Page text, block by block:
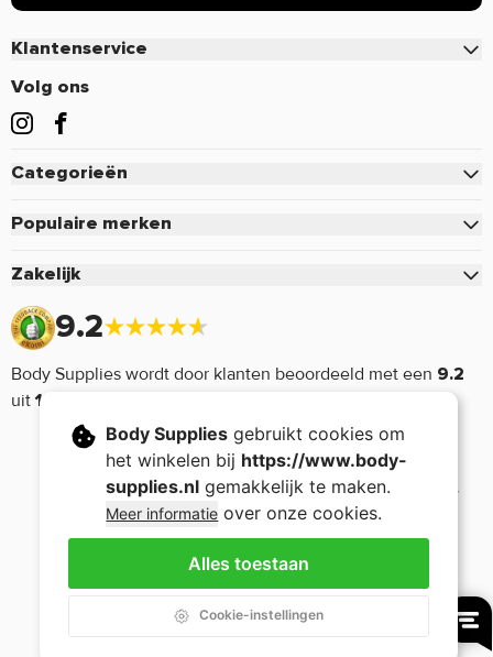
Klantenservice
Contact
Veelgestelde vragen
Betalen
Verzenden & Bezorgen
Voordelen & Acties
Retour aanmelden
Mijn account
Bedrijfsgegevens
Nieuwsbrief
Volg ons
Categorieën
Pre-Workout
Sportvoeding
Vitamine & Mineralen
Aminozuren
Supplementen
Populaire merken
Optimum Nutrition
Dymatize
Monster Energy
Zakelijk
Zakelijk inloggen
Aanmelden zakelijk account
Voorwaarden zakelijk account
9.2
Body Supplies wordt door klanten beoordeeld met een 9.2
uit17632 reviews.
Copyright © 2005 - 2026 Body Supplies - Nutrition --
Algemene voorwaarden-Privacy Policy
Body Supplies gebruikt cookies om
het winkelen bij https://www.body-
supplies.nl gemakkelijk te maken.
Meer informatie over onze cookies.
Alles toestaan
Cookie-instellingen